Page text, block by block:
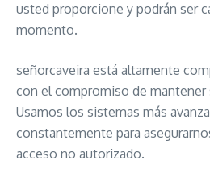
usted proporcione y podrán ser
momento.
señorcaveira está altamente
con el compromiso de mantener
Usamos los sistemas más
constantemente para
acceso no autorizado.